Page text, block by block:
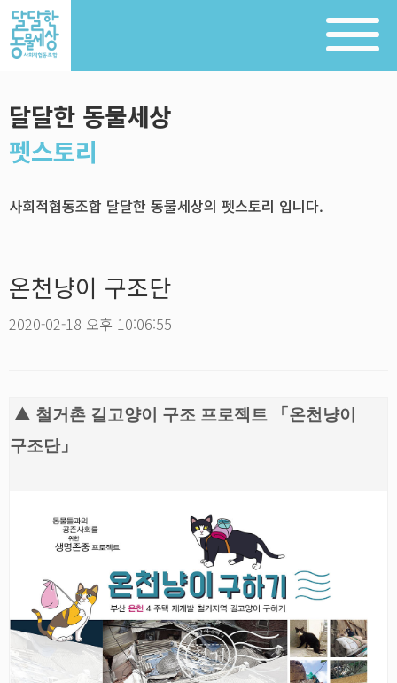
달달한 동물세상
펫스토리
사회적협동조합 달달한 동물세상의 펫스토리 입니다.
온천냥이 구조단
2020-02-18 오후 10:06:55
▲ 철거촌 길고양이 구조 프로젝트 「온천냥이
구조단」